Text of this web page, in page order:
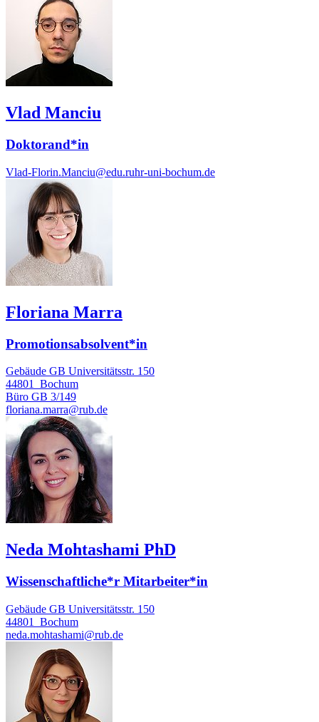
Vlad Manciu
Doktorand*in
Vlad-Florin.Manciu@edu.ruhr-uni-bochum.de
Floriana Marra
Promotionsabsolvent*in
Gebäude GB Universitätsstr. 150
44801 Bochum
Büro GB 3/149
floriana.marra@rub.de
Neda Mohtashami PhD
Wissenschaftliche*r Mitarbeiter*in
Gebäude GB Universitätsstr. 150
44801
Bochum
neda.mohtashami@rub.de